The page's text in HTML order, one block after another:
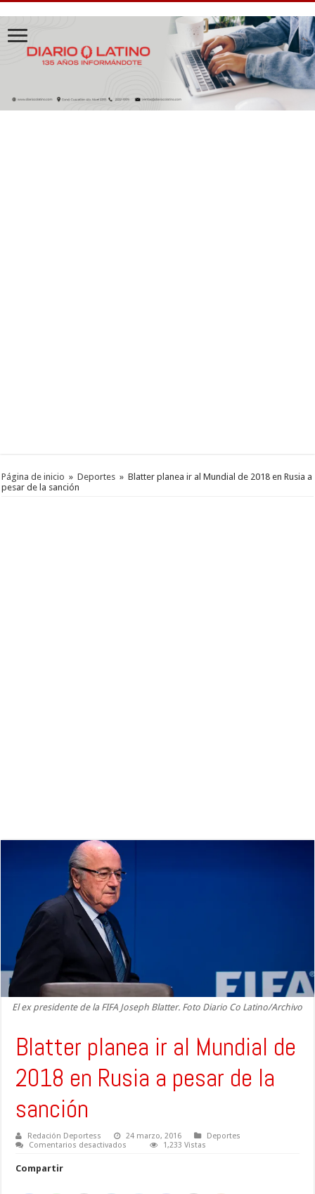
Página de inicio » Deportes » Blatter planea ir al Mundial de 2018 en Rusia a
pesar de la sanción
El ex presidente de la FIFA Joseph Blatter. Foto Diario Co Latino/Archivo
Blatter planea ir al Mundial de
2018 en Rusia a pesar de la
sanción
Redación Deportess 24 marzo, 2016
Deportes
Comentarios desactivados
1,233 Vistas
Compartir